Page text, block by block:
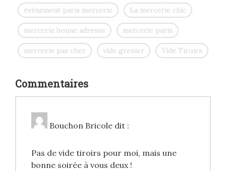
évènement paris mercerie La mercerie chic
mercerie bonne adresse mercerie paris
mercerie pas cher vide grenier Vide Tiroirs
Commentaires
Bouchon Bricole dit :
Pas de vide tiroirs pour moi, mais une
bonne soirée à vous deux !